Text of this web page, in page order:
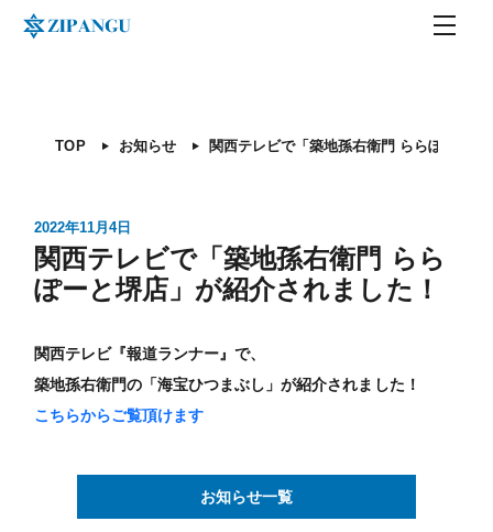
TOPお知らせ
関西テレビで「築地孫右衛門 ららぽーと堺店」が紹介されました！
TOP お知らせ 関西テレビで「築地孫右衛門 ららぽーと堺
2022年11月4日
関西テレビで「築地孫右衛門 らら
ぽーと堺店」が紹介されました！
関西テレビ『報道ランナー』で、
築地孫右衛門の「海宝ひつまぶし」が紹介されました！
こちらからご覧頂けます
お知らせ一覧